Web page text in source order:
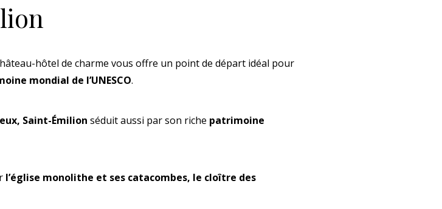
hôtel de charme vous offre un point de départ idéal pour
mondial de l’UNESCO.
Saint-Émilion séduit aussi par son riche patrimoine
l’église monolithe et ses catacombes, le cloître des